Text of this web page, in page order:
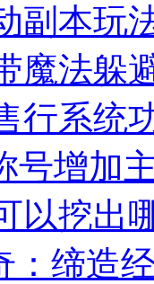
副本玩
魔法躲
行系统
号增加
以挖出
：缔造